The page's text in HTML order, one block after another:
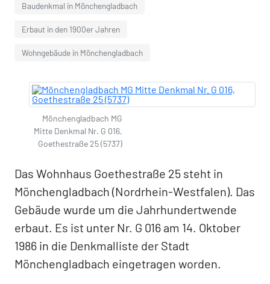
Baudenkmal in Mönchengladbach
Erbaut in den 1900er Jahren
Wohngebäude in Mönchengladbach
Mönchengladbach MG
Mitte Denkmal Nr. G 016,
Goethestraße 25 (5737)
Das Wohnhaus Goethestraße 25 steht in
Mönchengladbach (Nordrhein-Westfalen). Das
Gebäude wurde um die Jahrhundertwende
erbaut. Es ist unter Nr. G 016 am 14. Oktober
1986 in die Denkmalliste der Stadt
Mönchengladbach eingetragen worden.